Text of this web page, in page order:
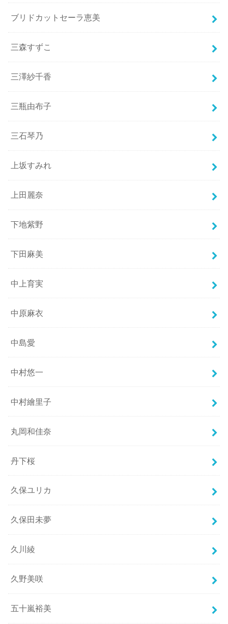
ブリドカットセーラ恵美
三森すずこ
三澤紗千香
三瓶由布子
三石琴乃
上坂すみれ
上田麗奈
下地紫野
下田麻美
中上育実
中原麻衣
中島愛
中村悠一
中村繪里子
丸岡和佳奈
丹下桜
久保ユリカ
久保田未夢
久川綾
久野美咲
五十嵐裕美